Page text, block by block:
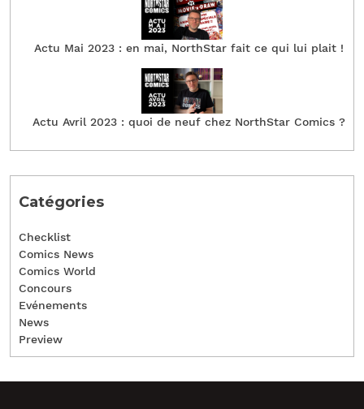
Actu Mai 2023 : en mai, NorthStar fait ce qui lui plait !
Actu Avril 2023 : quoi de neuf chez NorthStar Comics ?
Catégories
Checklist
Comics News
Comics World
Concours
Evénements
News
Preview